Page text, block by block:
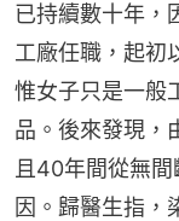
已持續數十年，
工廠任職，起初
惟女子只是一般
品。後來發現，
且40年間從無
因。歸醫生指，